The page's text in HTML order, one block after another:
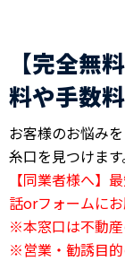
【完全無
料や手数
お客様のお悩み
糸口を見つけます
【同業者様へ】
話orフォームにお
※本窓口は不動産
※営業・勧誘目的